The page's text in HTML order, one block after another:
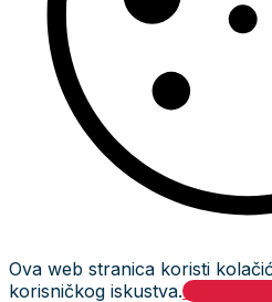
Ova web stranica koristi
korisničkog iskustva.Prihvati i